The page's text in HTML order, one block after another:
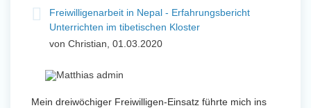
Freiwilligenarbeit in Nepal - Erfahrungsbericht
Unterrichten im tibetischen Kloster
von Christian, 01.03.2020
Mein dreiwöchiger Freiwilligen-Einsatz führte mich ins